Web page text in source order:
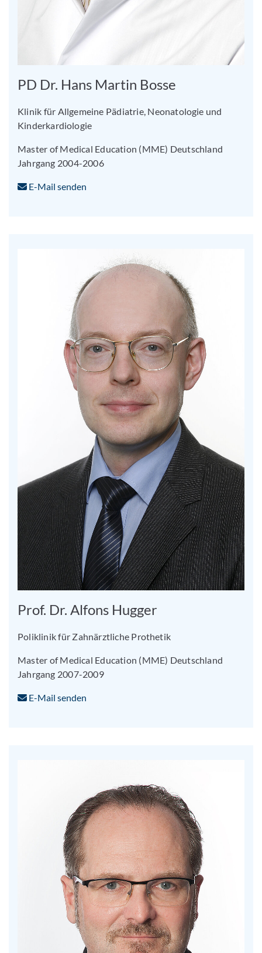
PD Dr. Hans Martin Bosse
Klinik für Allgemeine Pädiatrie, Neonatologie und
Kinderkardiologie
Master of Medical Education (MME) Deutschland
Jahrgang 2004-2006
E-Mail senden
Prof. Dr. Alfons Hugger
Poliklinik für Zahnärztliche Prothetik
Master of Medical Education (MME) Deutschland
Jahrgang 2007-2009
E-Mail senden